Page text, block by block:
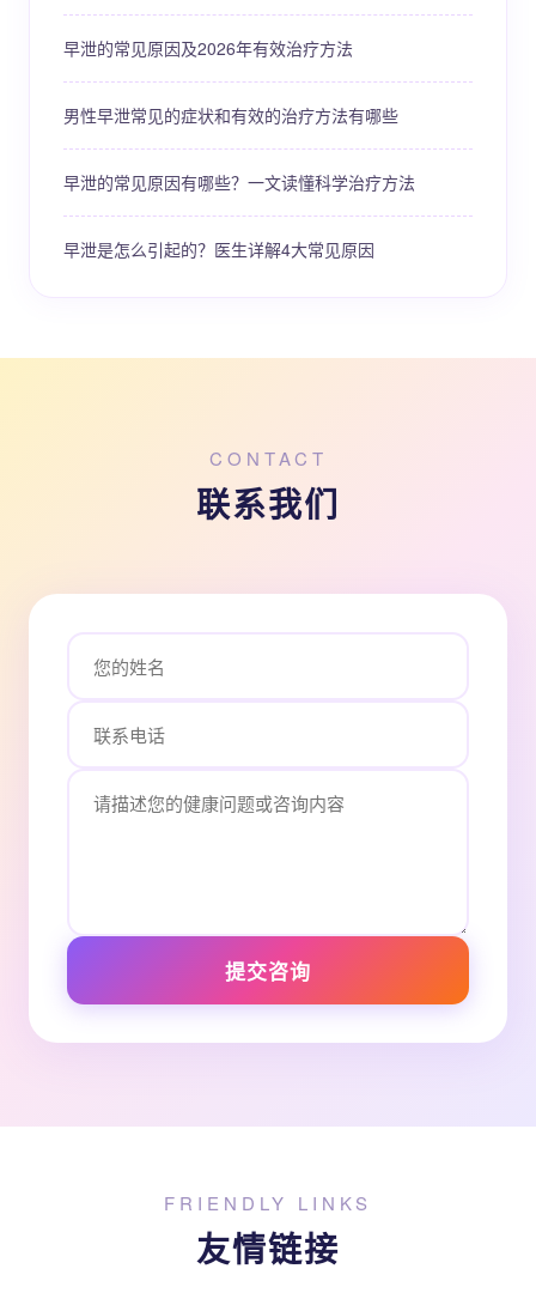
早泄的常见原因及2026年有效治疗方法
男性早泄常见的症状和有效的治疗方法有哪些
早泄的常见原因有哪些？一文读懂科学治疗方法
早泄是怎么引起的？医生详解4大常见原因
CONTACT
联系我们
提交咨询
FRIENDLY LINKS
友情链接